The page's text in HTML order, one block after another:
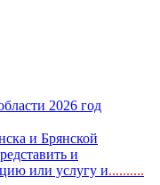
2026 год
и Брянской
и
или услугу и..........